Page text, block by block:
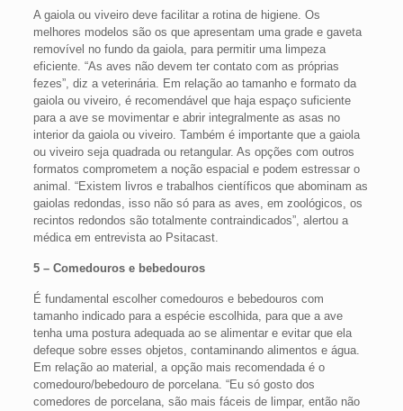
A gaiola ou viveiro deve facilitar a rotina de higiene. Os
melhores modelos são os que apresentam uma grade e gaveta
removível no fundo da gaiola, para permitir uma limpeza
eficiente. “As aves não devem ter contato com as próprias
fezes”, diz a veterinária. Em relação ao tamanho e formato da
gaiola ou viveiro, é recomendável que haja espaço suficiente
para a ave se movimentar e abrir integralmente as asas no
interior da gaiola ou viveiro. Também é importante que a gaiola
ou viveiro seja quadrada ou retangular. As opções com outros
formatos comprometem a noção espacial e podem estressar o
animal. “Existem livros e trabalhos científicos que abominam as
gaiolas redondas, isso não só para as aves, em zoológicos, os
recintos redondos são totalmente contraindicados”, alertou a
médica em entrevista ao Psitacast.
5 – Comedouros e bebedouros
É fundamental escolher comedouros e bebedouros com
tamanho indicado para a espécie escolhida, para que a ave
tenha uma postura adequada ao se alimentar e evitar que ela
defeque sobre esses objetos, contaminando alimentos e água.
Em relação ao material, a opção mais recomendada é o
comedouro/bebedouro de porcelana. “Eu só gosto dos
comedores de porcelana, são mais fáceis de limpar, então não